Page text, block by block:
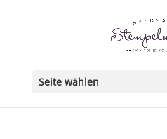
Seite wählen